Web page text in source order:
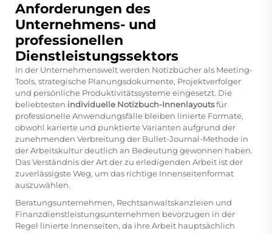
Anforderungen des
Unternehmens- und
professionellen
Dienstleistungssektors
In der Unternehmenswelt werden Notizbücher als Meeting-
Tools, strategische Planungsdokumente, Projektverfolger
und persönliche Produktivitätssysteme eingesetzt. Die
beliebtesten individuelle Notizbuch-Innenlayoutsfür
professionelle Anwendungsfälle bleiben linierte Formate,
obwohl karierte und punktierte Varianten aufgrund der
zunehmenden Verbreitung der Bullet-Journal-Methode in
der Arbeitskultur deutlich an Bedeutung gewonnen haben.
Das Verständnis der Art der zu erledigenden Arbeit ist der
zuverlässigste Weg, um das richtige Innenseitenformat
auszuwählen.
Beratungsunternehmen, Rechtsanwaltskanzleien und
Finanzdienstleistungsunternehmen bevorzugen in der
Regel linierte Innenseiten, da ihre Arbeit hauptsächlich